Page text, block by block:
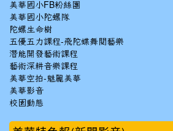
美華國小FB粉絲團
美華國小陀螺隊
陀螺生命樹
五優五力課程-飛陀蝶舞閱藝樂
潛能開發藝術課程
藝術深耕音樂課程
美華空拍-魅麗美華
美華影音
校園動態